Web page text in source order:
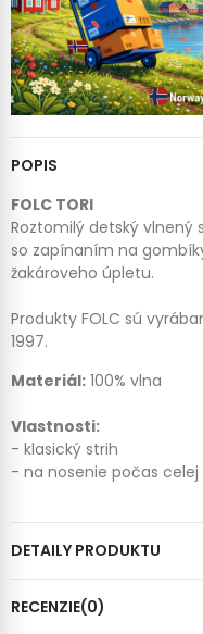
POPIS
FOLC TORI
Roztomilý detský vlnený
so zapínaním na
žakároveho úpletu.
Produkty FOLC sú
1997.
Materiál: 100% vlna
Vlastnosti:
- klasický strih
- na nosenie počas celej
DETAILY PRODUKTU
RECENZIE(0)